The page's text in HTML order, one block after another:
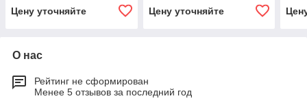
Цену уточняйте
Цену уточняйте
О нас
Рейтинг не сформирован
Менее 5 отзывов за последний год